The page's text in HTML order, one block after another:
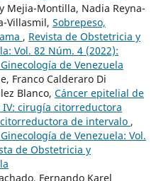
Mejia-Montilla, Nadia Reyna-
Villasmil, Sobrepeso,
, Revista de Obstetricia y
Vol. 82 Núm. 4 (2022):
de Venezuela
Franco Calderaro Di
Blanco, Cáncer epitelial de
cirugía citorreductora
de intervalo ,
de Venezuela: Vol.
de Obstetricia y
Fernando Karel